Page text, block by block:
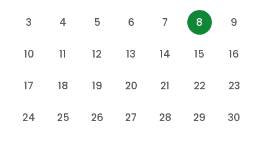
3 4 5 6 7 8 9
10 11 12 13 14 15 16
17 18 19 20 21 22 23
24 25 26 27 28 29 30